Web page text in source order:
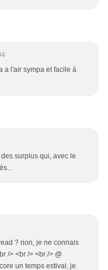
a l'air sympa et facile à
surplus qui, avec le
? non, je ne connais
/> <br /> <br /> @
un temps estival, je